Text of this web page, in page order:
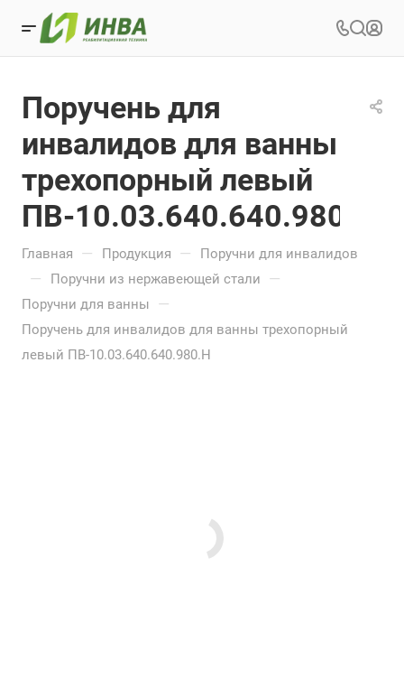
Поручень для
инвалидов для ванны
трехопорный левый
ПВ-10.03.640.640.980.Н
Главная — Продукция — Поручни для инвалидов
— Поручни из нержавеющей стали —
Поручни для ванны —
Поручень для инвалидов для ванны трехопорный
левый ПВ-10.03.640.640.980.Н